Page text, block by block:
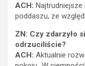
ACH: Najtrudniejsze
poddaszu, ze
ZN: Czy zdarzyło
odrzuciliście?
ACH: Aktualnie